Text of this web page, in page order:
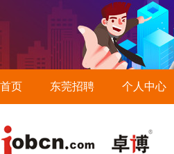
首页 东莞招聘 个人中心